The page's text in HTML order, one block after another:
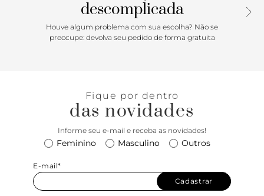
delicada e aplicação de tag lateral marrom Anacapri.
Porque Apostar:Inspirado no street style, o tênis Paula é
irresistível: sem cadarços e elásticos laterais, cada passo
fica ainda mais leve. Com certeza vai ser a estrela de
temporada de inverno Anacapri?
descomplicada
Houve algum problema com sua escolha? Não se
preocupe: devolva seu pedido de forma gratuita
Fique por dentro
das novidades
Informe seu e-mail e receba as novidades!
Feminino Masculino Outros
E-mail*
Cadastrar